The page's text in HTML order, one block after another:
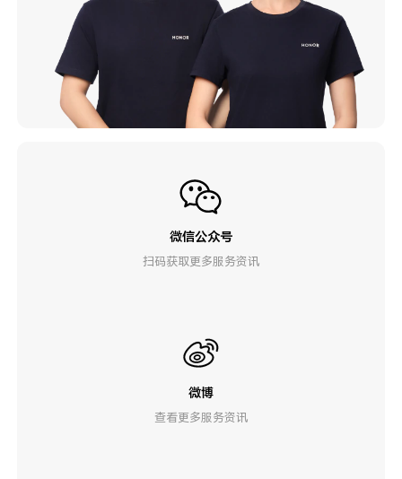
微信公众号
扫码获取更多服务资讯
微博
查看更多服务资讯